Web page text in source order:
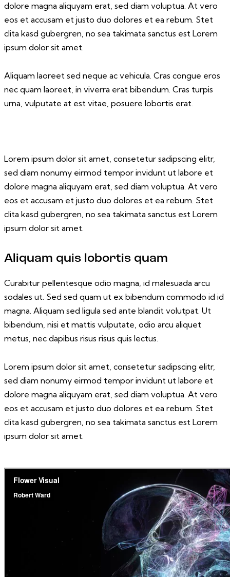
dolore magna aliquyam erat, sed diam voluptua. At vero
eos et accusam et justo duo dolores et ea rebum. Stet
clita kasd gubergren, no sea takimata sanctus est Lorem
ipsum dolor sit amet.
Aliquam laoreet sed neque ac vehicula. Cras congue eros
nec quam laoreet, in viverra erat bibendum. Cras turpis
urna, vulputate at est vitae, posuere lobortis erat.
Lorem ipsum dolor sit amet, consetetur sadipscing elitr,
sed diam nonumy eirmod tempor invidunt ut labore et
dolore magna aliquyam erat, sed diam voluptua. At vero
eos et accusam et justo duo dolores et ea rebum. Stet
clita kasd gubergren, no sea takimata sanctus est Lorem
ipsum dolor sit amet.
Aliquam quis lobortis quam
Curabitur pellentesque odio magna, id malesuada arcu
sodales ut. Sed sed quam ut ex bibendum commodo id id
magna. Aliquam sed ligula sed ante blandit volutpat. Ut
bibendum, nisi et mattis vulputate, odio arcu aliquet
metus, nec dapibus risus risus quis lectus.
Lorem ipsum dolor sit amet, consetetur sadipscing elitr,
sed diam nonumy eirmod tempor invidunt ut labore et
dolore magna aliquyam erat, sed diam voluptua. At vero
eos et accusam et justo duo dolores et ea rebum. Stet
clita kasd gubergren, no sea takimata sanctus est Lorem
ipsum dolor sit amet.